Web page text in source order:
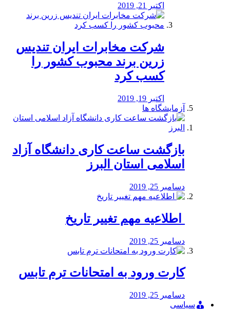
اکتبر 21, 2019
شرکت مخابرات ایران تندیس
زرین برند محبوب کشور را
کسب کرد
اکتبر 19, 2019
آزمایشگاه ها
بازگشت ساعت کاری دانشگاه آزاد
اسلامی استان البرز
دسامبر 25, 2019
️ اطلاعیه مهم تغییر تاریخ
دسامبر 25, 2019
کارت ورود به امتحانات ترم تابس
دسامبر 25, 2019
سیاسی